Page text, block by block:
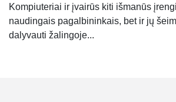
Kompiuteriai ir įvairūs kiti išmanūs
naudingais pagalbininkais, bet ir jų
dalyvauti žalingoje...